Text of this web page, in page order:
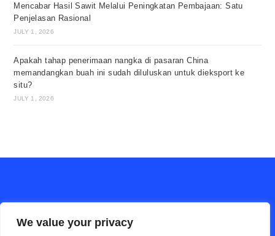
We value your privacy
Mencabar Hasil Sawit Melalui Peningkatan Pembajaan: Satu
Penjelasan Rasional
JULY 1, 2026
Apakah tahap penerimaan nangka di pasaran China
memandangkan buah ini sudah diluluskan untuk dieksport ke
situ?
JULY 1, 2026